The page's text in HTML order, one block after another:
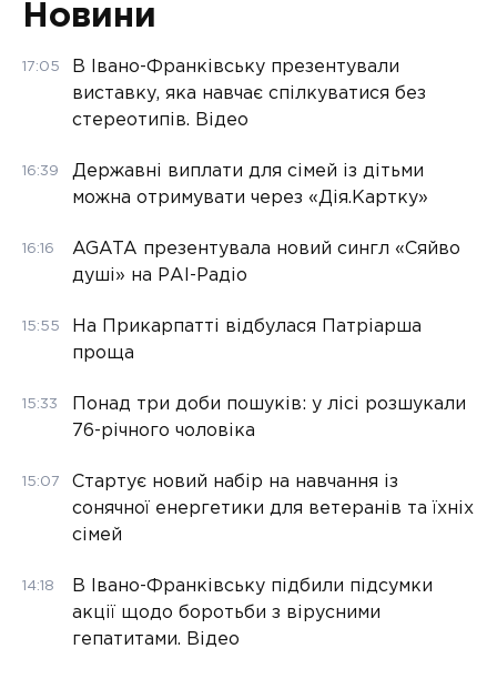
Новини
17:05
В Івано-Франківську презентували
виставку, яка навчає спілкуватися без
стереотипів. Відео
16:39
Державні виплати для сімей із дітьми
можна отримувати через «Дія.Картку»
16:16
AGATA презентувала новий сингл «Сяйво
душі» на РАІ-Радіо
15:55
На Прикарпатті відбулася Патріарша
проща
15:33
Понад три доби пошуків: у лісі розшукали
76-річного чоловіка
15:07
Стартує новий набір на навчання із
сонячної енергетики для ветеранів та їхніх
сімей
14:18
В Івано-Франківську підбили підсумки
акції щодо боротьби з вірусними
гепатитами. Відео